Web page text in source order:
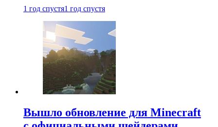
1 год спустя1 год спустя
Вышло обновление для Minecraft